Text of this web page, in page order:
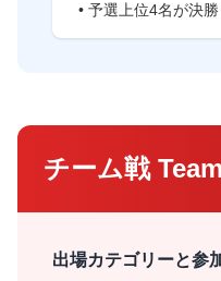
• 予選上位4名が決
チーム戦
出場カテゴリーと参